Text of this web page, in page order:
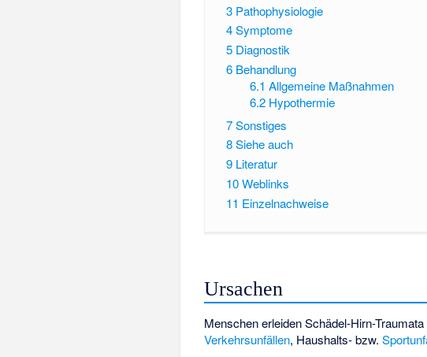
3 Pathophysiologie
4Symptome
5 Diagnostik
6 Behandlung
6.1 Allgemeine Maßnahmen
6.2 Hypothermie
7Sonstiges
8Siehe auch
9 Literatur
10Weblinks
11 Einzelnachweise
Ursachen
Menschen erleiden Schädel-Hirn-
Verkehrsunfällen, Haushalts- bzw.